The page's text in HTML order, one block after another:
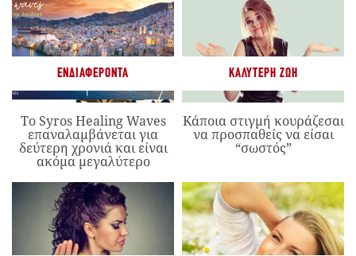
ΕΝΔΙΑΦΈΡΟΝΤΑ
Το Syros Healing Waves
επαναλαμβάνεται για
δεύτερη χρονιά και είναι
ακόμα μεγαλύτερο
ΚΑΛΎΤΕΡΗ ΖΩΉ
Κάποια στιγμή κουράζεσαι
να προσπαθείς να είσαι
“σωστός”